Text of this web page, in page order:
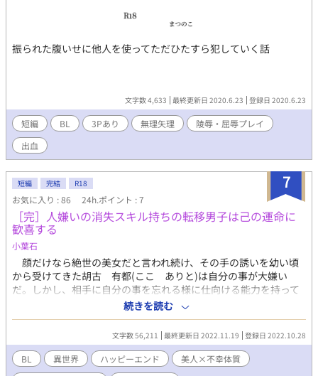
振られた腹いせに他人を使ってただひたすら犯していく話
文字数 4,633 最終更新日 2020.6.23 登録日 2020.6.23
短編 BL 3Pあり 無理矢理
陵辱・屈辱プレイ
出血
7
短編 完結 R18
お気に入り : 86 24h.ポイント : 7
［完］人嫌いの消失スキル持ちの転移男子は己の運命に
歓喜する
小葉石
顔だけなら絶世の美女だと言われ続け、その手の誘いを幼い頃
から受けてきた胡古 有都(ここ ありと)は自分の事が大嫌い
だ。しかし、相手に自分の事を忘れる様に仕向ける能力を持って
いた有都は他人から離れ、忘れてもらう事で平穏な生活を送ろう
としていた。 しかし、ある時この能力で対処できない事態に巻
き込まれ、能力の暴走と共に異世界へと飛ばされてしまう。 有
都が飛ばされは場所はスキル持ちが当たり前の世界だった。そこ
で出会ったのは影のある優しい騎士だった。 ＊美人ツンデレ×
優しい不幸体質のお話です R18には＊をつけます。 すみません。
続きを読む
文字数 56,211 最終更新日 2022.11.19 登録日 2022.10.28
BL 異世界 ハッピーエンド
美人×不幸体質